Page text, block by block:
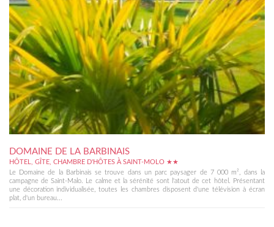
DOMAINE DE LA BARBINAIS
HÔTEL, GÎTE, CHAMBRE D'HÔTES À SAINT-MOLO ★★
Le Domaine de la Barbinais se trouve dans un parc paysager de 7 000 m², dans la
campagne de Saint-Malo. Le calme et la sérénité sont l'atout de cet hôtel. Présentant
une décoration individualisée, toutes les chambres disposent d'une télévision à écran
plat, d'un bureau...